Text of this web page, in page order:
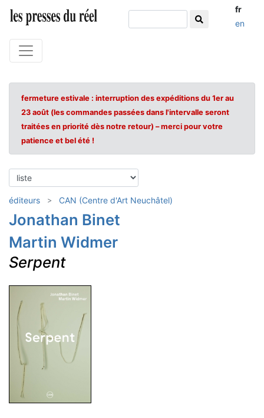
fr
en
fermeture estivale : interruption des expéditions du 1er au
23 août (les commandes passées dans l'intervalle seront
traitées en priorité dès notre retour) – merci pour votre
patience et bel été !
éditeurs CAN (Centre d'Art Neuchâtel)
Jonathan Binet
Martin Widmer
Serpent